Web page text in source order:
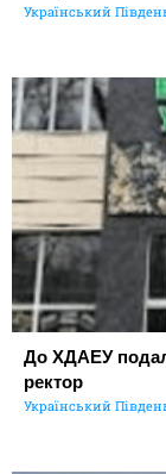
Український
До ХДАЕУ
ректор
Український